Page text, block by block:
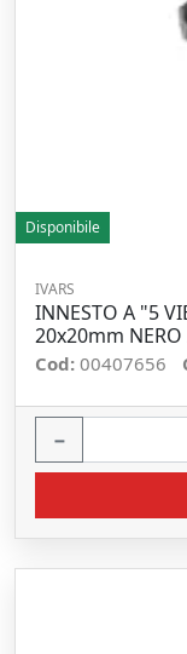
Disponibile
IVARS
INNESTO A "5
20x20mm
Cod: 00407656
−